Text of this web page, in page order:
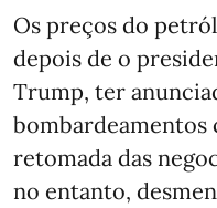
Os preços do
depois de o
Trump, ter
bombardeamentos
retomada das
no entanto,